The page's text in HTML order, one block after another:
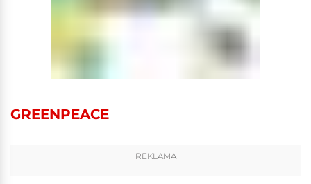
GREENPEACE
REKLAMA